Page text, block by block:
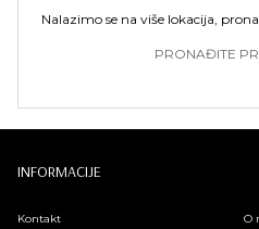
Nalazimo se na više lokacija,
PRONAĐITE
INFORMACIJE
Kontakt O